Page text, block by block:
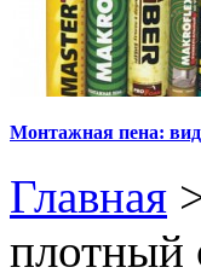
Монтажная пена:
Главная
плотный